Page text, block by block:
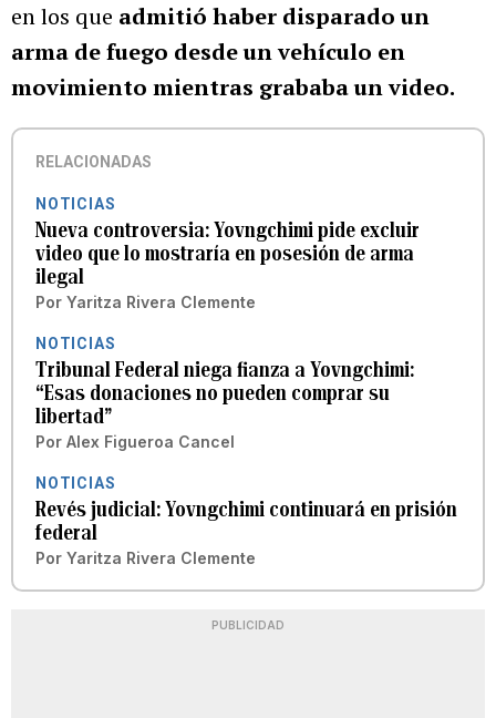
en los que admitió haber disparado un
arma de fuego desde un vehículo en
movimiento mientras grababa un video.
RELACIONADAS
NOTICIAS
Nueva controversia: Yovngchimi pide excluir
video que lo mostraría en posesión de arma
ilegal
Por Yaritza Rivera Clemente
NOTICIAS
Tribunal Federal niega fianza a Yovngchimi:
“Esas donaciones no pueden comprar su
libertad”
Por Alex Figueroa Cancel
NOTICIAS
Revés judicial: Yovngchimi continuará en prisión
federal
Por Yaritza Rivera Clemente
PUBLICIDAD